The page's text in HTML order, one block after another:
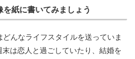
紙に書いてみましょう
んなライフスタイルを送っていま
は恋人と過ごしていたり、結婚を